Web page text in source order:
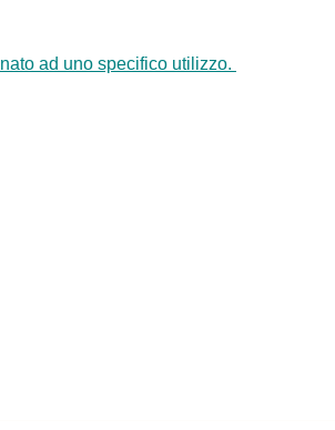
ad uno specifico utilizzo.